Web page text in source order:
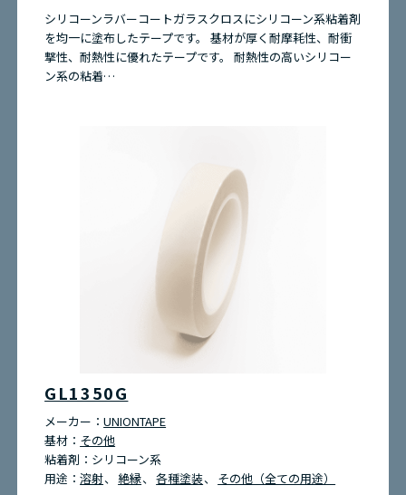
シリコーンラバーコートガラスクロスにシリコーン系粘着剤
を均一に塗布したテープです。 基材が厚く耐摩耗性、耐衝
撃性、耐熱性に優れたテープです。 耐熱性の高いシリコー
ン系の粘着…
GL1350G
メーカー：UNIONTAPE
基材： その他
粘着剤： シリコーン系
用途：溶射 絶縁 各種塗装
その他（全ての用途）